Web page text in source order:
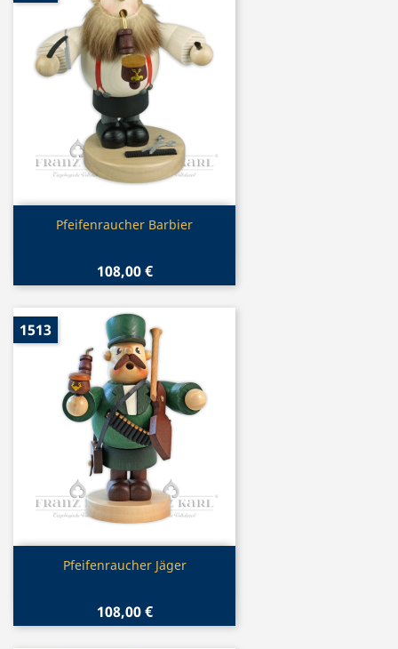
Vorschau
Pfeifenraucher Barbier
108,00 €
Vorschau
Pfeifenraucher Jäger
108,00 €
1513